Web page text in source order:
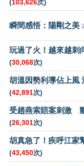
(103,626次)
瞬間感悟：陽剛之美
玩過了火！越來越刺
(30,068次)
胡溫因勢利導佔上風
(42,891次)
受趙燕索賠案刺激
(26,301次)
胡真急了！疾呼江家
(43,450次)